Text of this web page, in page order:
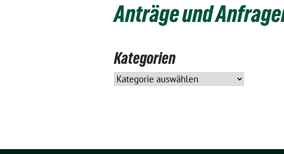
Anträge und
Kategorien
Kategorien